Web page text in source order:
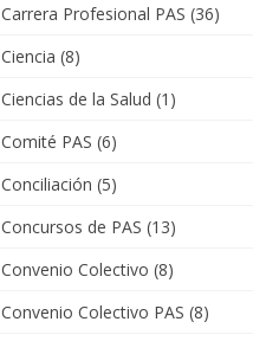
Carrera Profesional PAS (36)
Ciencia (8)
Ciencias de la Salud (1)
Comité PAS (6)
Conciliación (5)
Concursos de PAS (13)
Convenio Colectivo (8)
Convenio Colectivo PAS (8)